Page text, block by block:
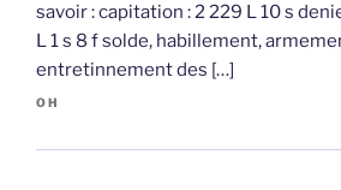
savoir : capitation : 2 229 L 10 s
L 1 s 8 f solde, habillement,
entretinnement des […]
OH